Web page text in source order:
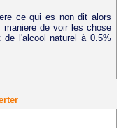
ce qui es non dit alors
de voir les chose
l'alcool naturel à 0.5%